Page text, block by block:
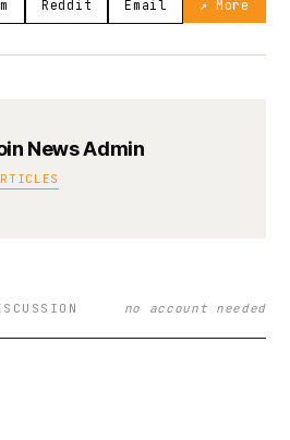
Reddit Email ↗ More
News Admin
no account needed